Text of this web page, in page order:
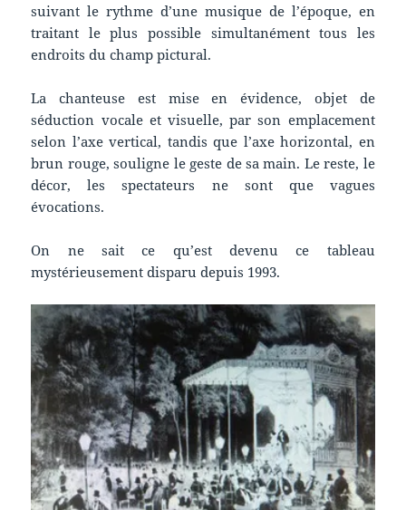
suivant le rythme d’une musique de l’époque, en
traitant le plus possible simultanément tous les
endroits du champ pictural.
La chanteuse est mise en évidence, objet de
séduction vocale et visuelle, par son emplacement
selon l’axe vertical, tandis que l’axe horizontal, en
brun rouge, souligne le geste de sa main. Le reste, le
décor, les spectateurs ne sont que vagues
évocations.
On ne sait ce qu’est devenu ce tableau
mystérieusement disparu depuis 1993.